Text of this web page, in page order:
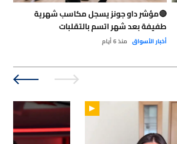
🔴مؤشر داو جونز يسجل مكاسب شهرية
طفيفة بعد شهر اتسم بالتقلبات
أخبار الأسواق منذ 6 أيام